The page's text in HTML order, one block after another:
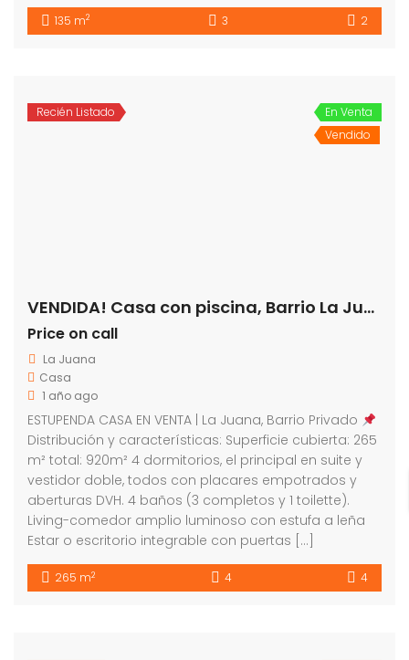
135 m2 3 2
Recién Listado
En Venta
Vendido
VENDIDA! Casa con piscina, Barrio La Juana
Price on call
La Juana
Casa
1 año ago
ESTUPENDA CASA EN VENTA | La Juana, Barrio Privado
Distribución y características: Superficie cubierta: 265
m² total: 920m² 4 dormitorios, el principal en suite y
vestidor doble, todos con placares empotrados y
aberturas DVH. 4 baños (3 completos y 1 toilette).
Living-comedor amplio luminoso con estufa a leña
Estar o escritorio integrable con puertas […]
265 m2 4 4